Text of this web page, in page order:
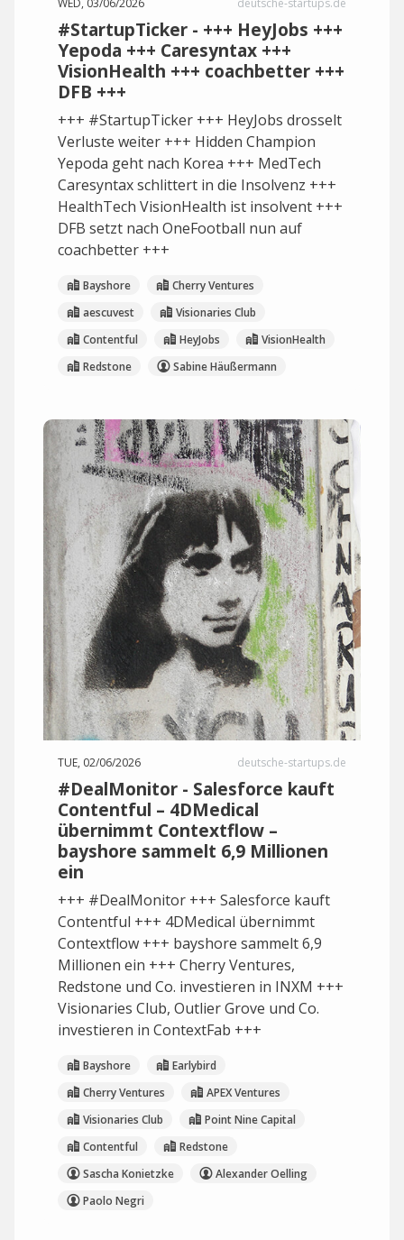
WED, 03/06/2026 deutsche-startups.de
#StartupTicker - +++ HeyJobs +++
Yepoda +++ Caresyntax +++
VisionHealth +++ coachbetter +++
DFB +++
+++ #StartupTicker +++ HeyJobs drosselt
Verluste weiter +++ Hidden Champion
Yepoda geht nach Korea +++ MedTech
Caresyntax schlittert in die Insolvenz +++
HealthTech VisionHealth ist insolvent +++
DFB setzt nach OneFootball nun auf
coachbetter +++
Bayshore
Cherry Ventures
aescuvest
Visionaries Club
Contentful
HeyJobs
VisionHealth
Redstone
Sabine Häußermann
TUE, 02/06/2026 deutsche-startups.de
#DealMonitor - Salesforce kauft
Contentful – 4DMedical
übernimmt Contextflow –
bayshore sammelt 6,9 Millionen
ein
+++ #DealMonitor +++ Salesforce kauft
Contentful +++ 4DMedical übernimmt
Contextflow +++ bayshore sammelt 6,9
Millionen ein +++ Cherry Ventures,
Redstone und Co. investieren in INXM +++
Visionaries Club, Outlier Grove und Co.
investieren in ContextFab +++
Bayshore
Earlybird
Cherry Ventures
APEX Ventures
Visionaries Club
Point Nine Capital
Contentful
Redstone
Sascha Konietzke
Alexander Oelling
Paolo Negri